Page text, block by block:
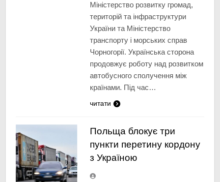
Міністерство розвитку громад,
територій та інфраструктури
України та Міністерство
транспорту і морських справ
Чорногорії. Українська сторона
продовжує роботу над розвитком
автобусного сполучення між
країнами. Під час…
читати
Польща блокує три
пункти перетину кордону
з Україною